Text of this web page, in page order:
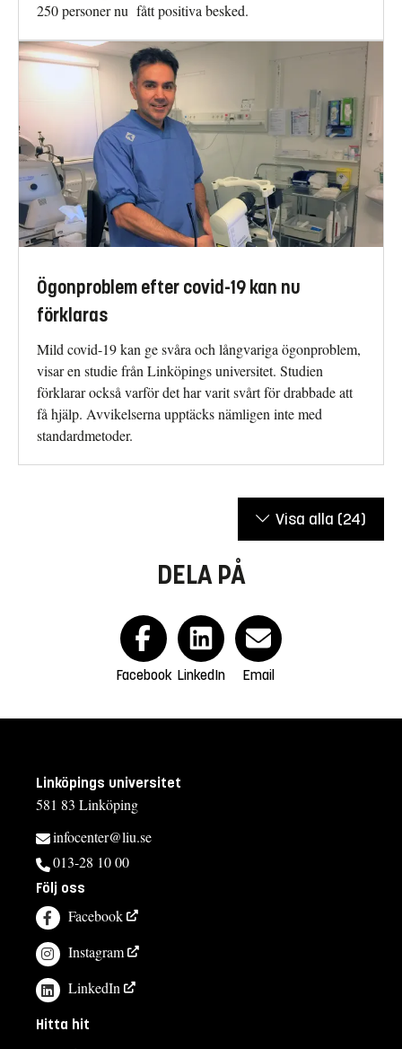
250 personer nu fått positiva besked.
Ögonproblem efter covid-19 kan nu
förklaras
Mild covid-19 kan ge svåra och långvariga ögonproblem,
visar en studie från Linköpings universitet. Studien
förklarar också varför det har varit svårt för drabbade att
få hjälp. Avvikelserna upptäcks nämligen inte med
standardmetoder.
Visa alla (24)
DELA PÅ
Facebook LinkedIn Email
Linköpings universitet
581 83 Linköping
infocenter@liu.se
013-28 10 00
Följ oss
Facebook
Instagram
LinkedIn
Hitta hit